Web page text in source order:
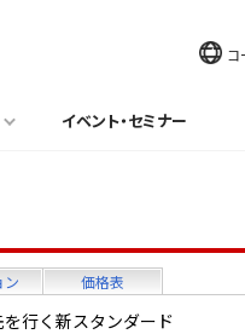
コ
イベント・セミナー
ン 価格表
行く新スタンダード